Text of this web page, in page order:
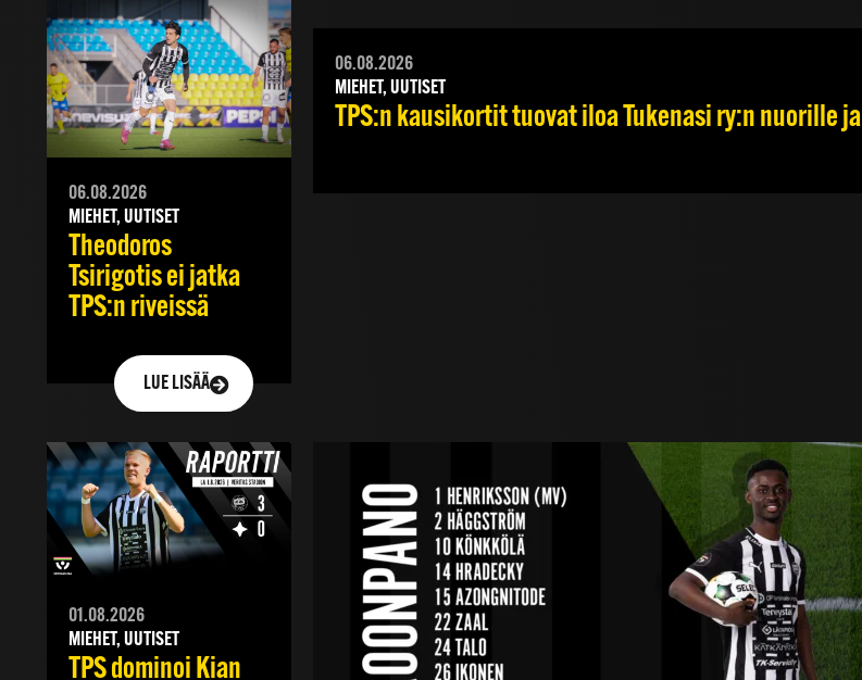
06.08.2026
MIEHET, UUTISET
Theodoros
Tsirigotis ei jatka
TPS:n riveissä
LUE LISÄÄ
06.08.2026
MIEHET, UUTISET
TPS:n kausikortit tuovat iloa Tukenasi ry:n nuorille
01.08.2026
MIEHET, UUTISET
TPS dominoi Kian